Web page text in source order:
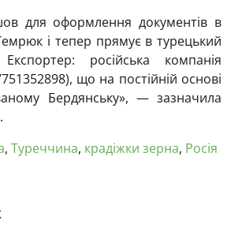
для оформлення документів в
і тепер прямує в турецький
російська компанія
що на постійній основі
Бердянську», — зазначила
, Туреччина, крадіжки зерна, Росія